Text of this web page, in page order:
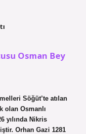
Osman Bey
Söğüt’te atılan
olan Osmanlı
yılında Nikris
Orhan Gazi 1281